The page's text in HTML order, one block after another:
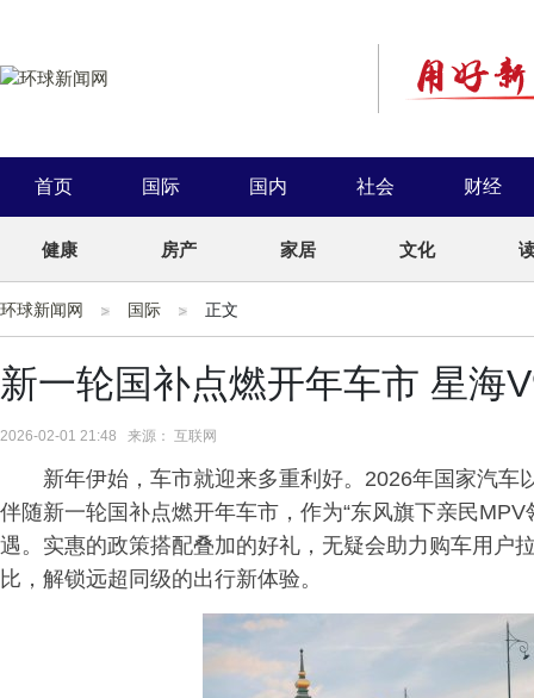
首页 国际 国内 社会 财经
健康 房产 家居 文化
环球新闻网 国际 正文
新一轮国补点燃开年车市 星海
2026-02-01 21:48 来源： 互联网
新年伊始，车市就迎来多重利好。2026年国家汽
伴随新一轮国补点燃开年车市，作为“东风旗下亲民
遇。实惠的政策搭配叠加的好礼，无疑会助力购车用户
比，解锁远超同级的出行新体验。